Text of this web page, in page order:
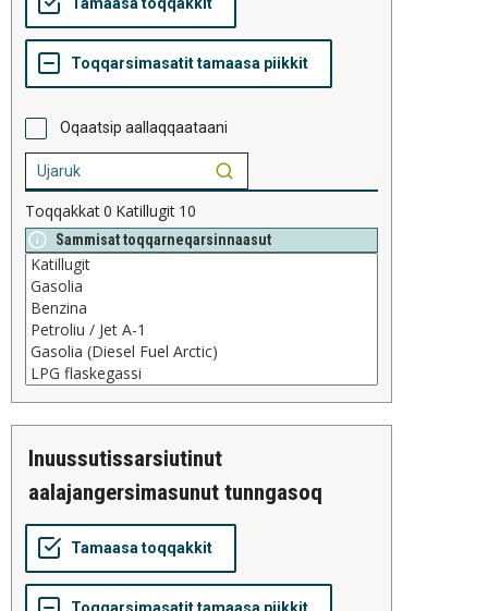
Oqaatsip aallaqqaataani
Toqqakkat0 Katillugit 10
Sammisat toqqarneqarsinnaasut
inuussutissarsiutinut
aalajangersimasunut tunngasoq